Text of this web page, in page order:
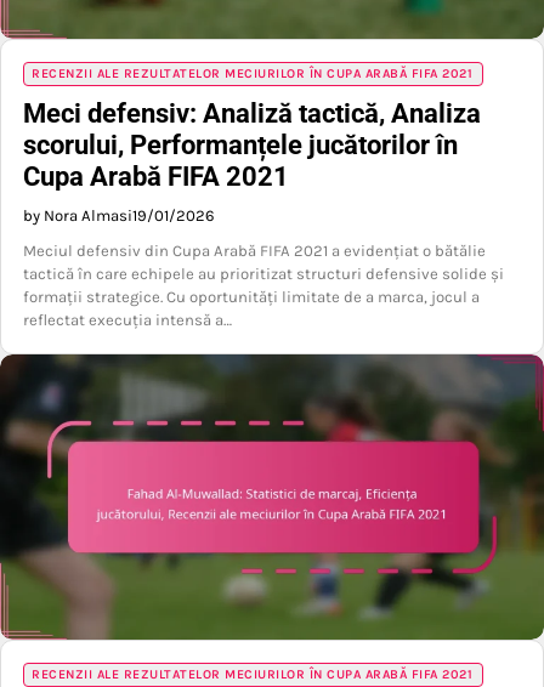
RECENZII ALE REZULTATELOR MECIURILOR ÎN CUPA ARABĂ FIFA 2021
Meci defensiv: Analiză tactică, Analiza
scorului, Performanțele jucătorilor în
Cupa Arabă FIFA 2021
by Nora Almasi19/01/2026
Meciul defensiv din Cupa Arabă FIFA 2021 a evidențiat o bătălie
tactică în care echipele au prioritizat structuri defensive solide și
formații strategice. Cu oportunități limitate de a marca, jocul a
reflectat execuția intensă a…
RECENZII ALE REZULTATELOR MECIURILOR ÎN CUPA ARABĂ FIFA 2021